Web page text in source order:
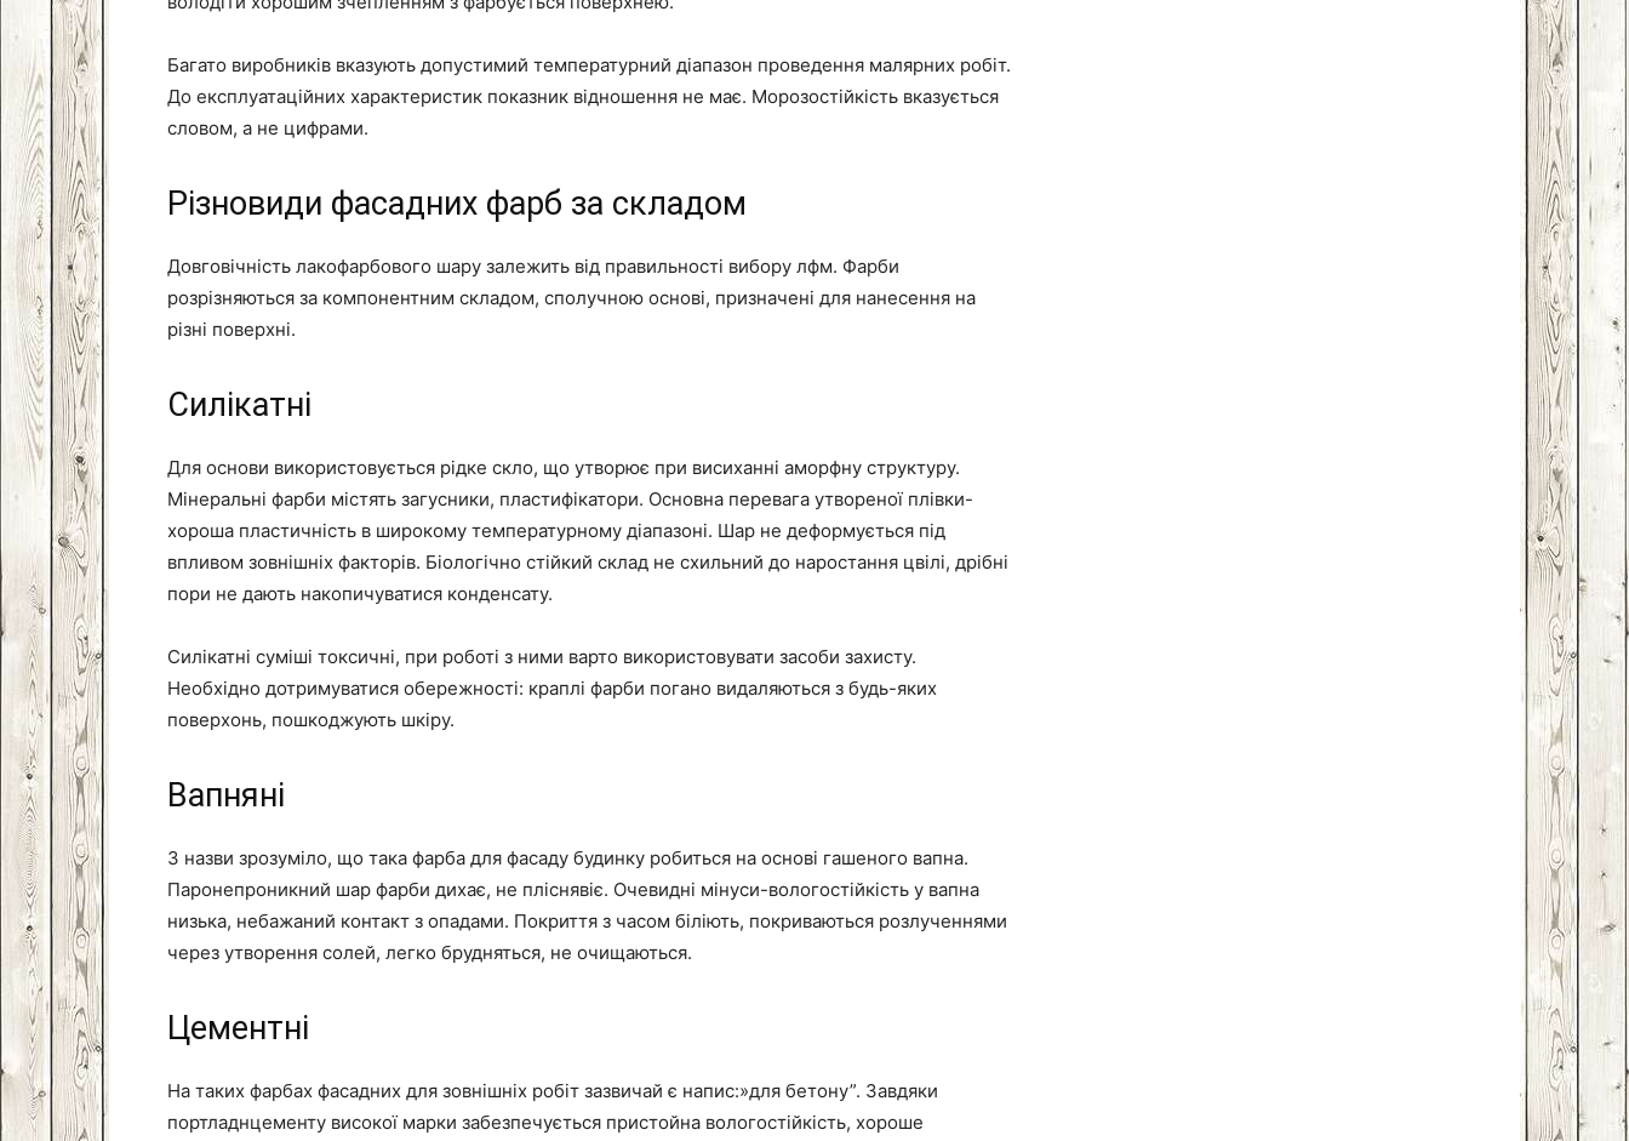
Багато виробників вказують допустимий температурний діапазон проведення малярних робіт.
До експлуатаційних характеристик показник відношення не має. Морозостійкість вказується
словом, а не цифрами.
Різновиди фасадних фарб за складом
Довговічність лакофарбового шару залежить від правильності вибору лфм. Фарби
розрізняються за компонентним складом, сполучною основі, призначені для нанесення на
різні поверхні.
Силікатні
Для основи використовується рідке скло, що утворює при висиханні аморфну структуру.
Мінеральні фарби містять загусники, пластифікатори. Основна перевага утвореної плівки-
хороша пластичність в широкому температурному діапазоні. Шар не деформується під
впливом зовнішніх факторів. Біологічно стійкий склад не схильний до наростання цвілі, дрібні
пори не дають накопичуватися конденсату.
Силікатні суміші токсичні, при роботі з ними варто використовувати засоби захисту.
Необхідно дотримуватися обережності: краплі фарби погано видаляються з будь-яких
поверхонь, пошкоджують шкіру.
Вапняні
З назви зрозуміло, що така фарба для фасаду будинку робиться на основі гашеного вапна.
Паронепроникний шар фарби дихає, не пліснявіє. Очевидні мінуси-вологостійкість у вапна
низька, небажаний контакт з опадами. Покриття з часом біліють, покриваються розлученнями
через утворення солей, легко брудняться, не очищаються.
Цементні
На таких фарбах фасадних для зовнішніх робіт зазвичай є напис:»для бетону”. Завдяки
портладнцементу високої марки забезпечується пристойна вологостійкість, хороше